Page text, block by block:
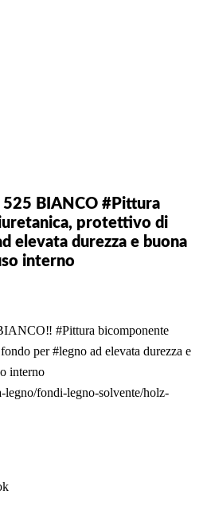
525 BIANCO #Pittura
protettivo di
elevata durezza e buona
interno
#Pittura bicomponente
per#legno ad elevata durezza e
interno
legno/fondi-legno-solvente/holz-